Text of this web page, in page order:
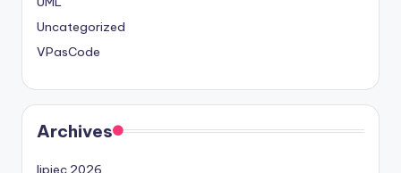
Uncategorized
VPasCode
Archives
lipiec 2026